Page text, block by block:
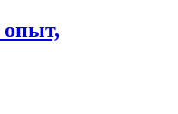
опыт,